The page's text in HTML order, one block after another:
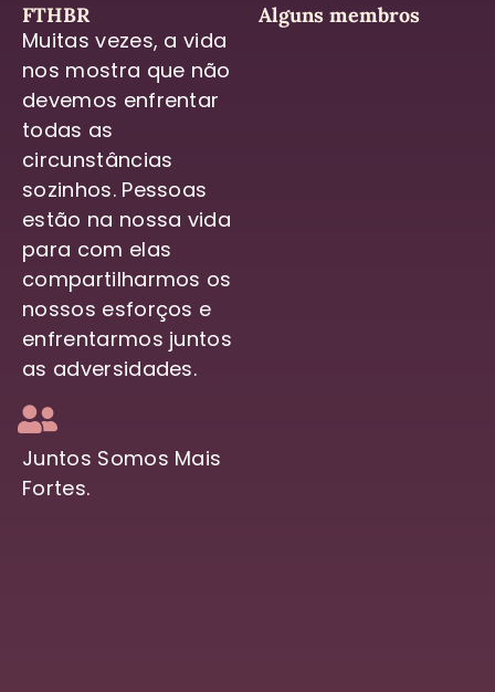
FTHBR
Muitas vezes, a vida
nos mostra que não
devemos enfrentar
todas as
circunstâncias
sozinhos. Pessoas
estão na nossa vida
para com elas
compartilharmos os
nossos esforços e
enfrentarmos juntos
as adversidades.
Juntos Somos Mais
Fortes.
Alguns membros